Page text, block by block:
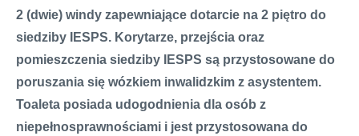
2 (dwie) windy zapewniające dotarcie na 2 piętro do
siedziby IESPS. Korytarze, przejścia oraz
pomieszczenia siedziby IESPS są przystosowane do
poruszania się wózkiem inwalidzkim z asystentem.
Toaleta posiada udogodnienia dla osób z
niepełnosprawnościami i jest przystosowana do